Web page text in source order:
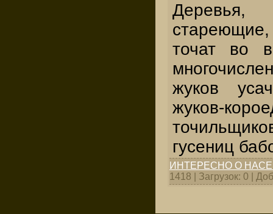
точат во
жуков
жуков-
гусениц
ИНТЕРЕСНО О
1418 | Загрузок: 0 |